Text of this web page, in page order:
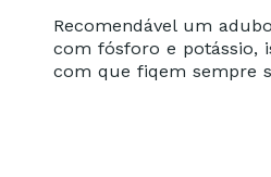
Recomendável um
com fósforo e potássio,
com que fiqem sempre